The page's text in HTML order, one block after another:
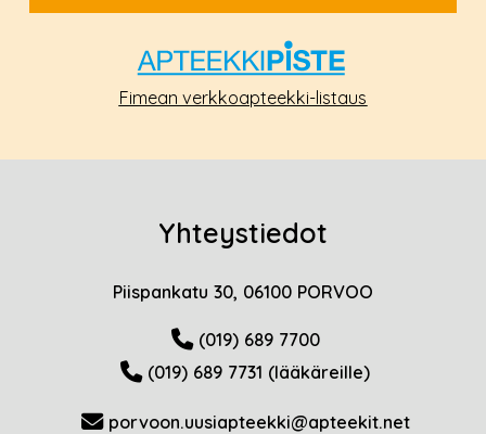
Fimean verkkoapteekki-listaus
Yhteystiedot
Piispankatu 30, 06100 PORVOO
(019) 689 7700
(019) 689 7731 (lääkäreille)
porvoon.uusiapteekki@apteekit.net